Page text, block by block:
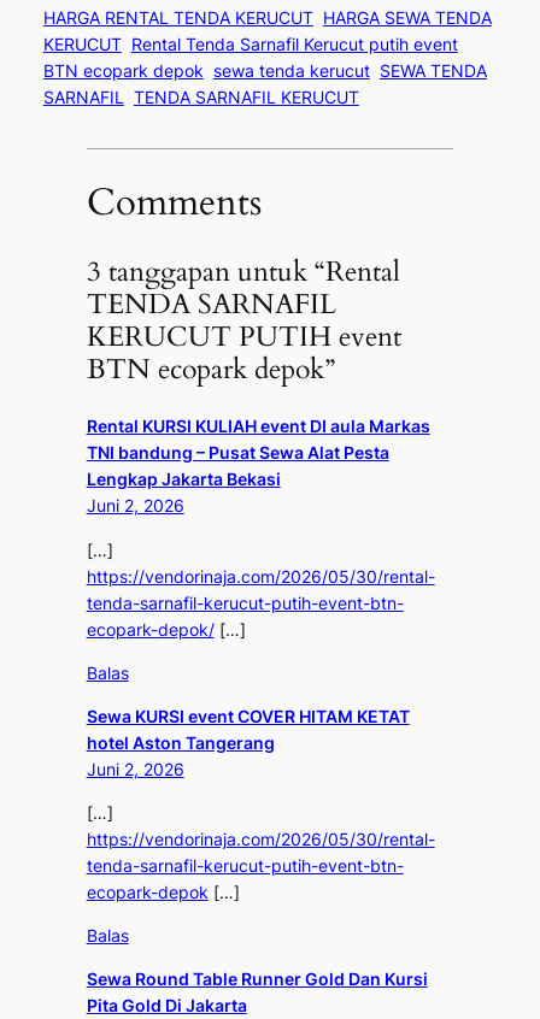
HARGA RENTAL TENDA KERUCUT HARGA SEWA TENDA
KERUCUT Rental Tenda Sarnafil Kerucut putih event
BTN ecopark depok sewa tenda kerucut SEWA TENDA
SARNAFIL TENDA SARNAFIL KERUCUT
Comments
3 tanggapan untuk “Rental
TENDA SARNAFIL
KERUCUT PUTIH event
BTN ecopark depok”
Rental KURSI KULIAH event DI aula Markas
TNI bandung – Pusat Sewa Alat Pesta
Lengkap Jakarta Bekasi
Juni 2, 2026
[…]
https://vendorinaja.com/2026/05/30/rental-
tenda-sarnafil-kerucut-putih-event-btn-
ecopark-depok/[…]
Balas
Sewa KURSI event COVER HITAM KETAT
hotel Aston Tangerang
Juni 2, 2026
[…]
https://vendorinaja.com/2026/05/30/rental-
tenda-sarnafil-kerucut-putih-event-btn-
ecopark-depok […]
Balas
Sewa Round Table Runner Gold Dan Kursi
Pita Gold Di Jakarta